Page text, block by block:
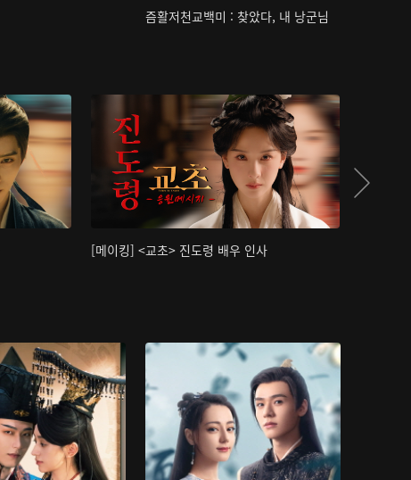
즘활저천교백미 : 찾았다, 내 낭군님
[메이킹] <교초> 진도령 배우 인사